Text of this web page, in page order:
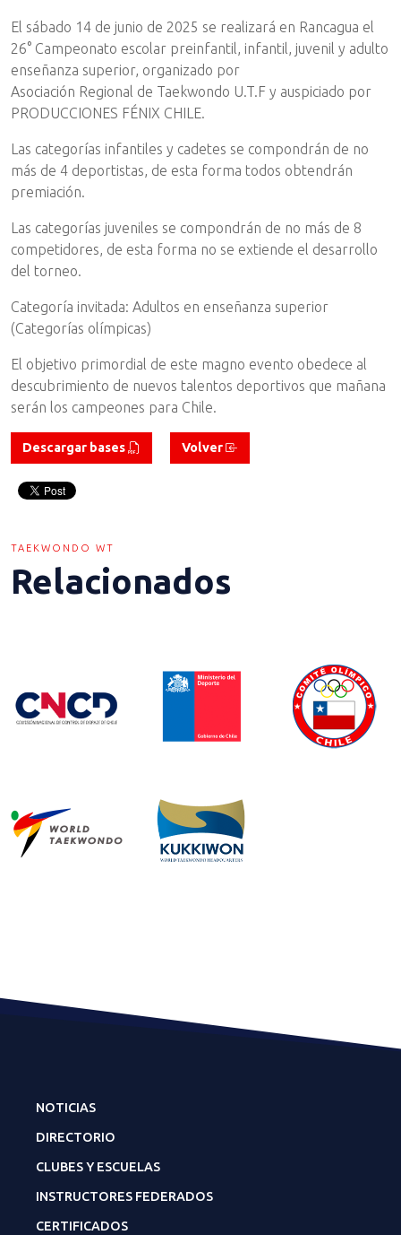
El sábado 14 de junio de 2025 se realizará en Rancagua el
26° Campeonato escolar preinfantil, infantil, juvenil y adulto
enseñanza superior, organizado por
Asociación Regional de Taekwondo U.T.F y auspiciado por
PRODUCCIONES FÉNIX CHILE.
Las categorías infantiles y cadetes se compondrán de no
más de 4 deportistas, de esta forma todos obtendrán
premiación.
Las categorías juveniles se compondrán de no más de 8
competidores, de esta forma no se extiende el desarrollo
del torneo.
Categoría invitada: Adultos en enseñanza superior
(Categorías olímpicas)
El objetivo primordial de este magno evento obedece al
descubrimiento de nuevos talentos deportivos que mañana
serán los campeones para Chile.
Descargar bases Volver
TAEKWONDO WT
Relacionados
NOTICIAS
DIRECTORIO
CLUBES Y ESCUELAS
INSTRUCTORES FEDERADOS
CERTIFICADOS